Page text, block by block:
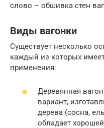
слово – обшивка стен
Виды вагонки
Существует несколько
каждый из которых
применения:
Деревянная
вариант,
дерева (сосна,
обладает